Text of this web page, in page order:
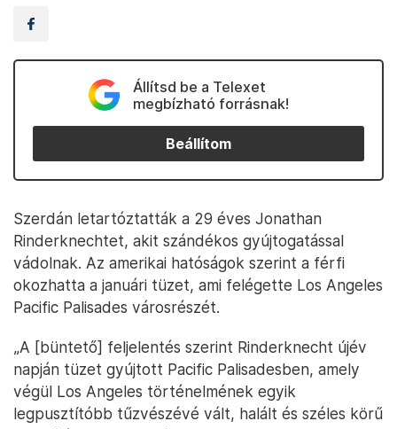
Állítsd be a Telexet
megbízható forrásnak!
Beállítom
Szerdán letartóztatták a 29 éves Jonathan
Rinderknechtet, akit szándékos gyújtogatással
vádolnak. Az amerikai hatóságok szerint a férfi
okozhatta a januári tüzet, ami felégette Los Angeles
Pacific Palisades városrészét.
„A [büntető] feljelentés szerint Rinderknecht újév
napján tüzet gyújtott Pacific Palisadesben, amely
végül Los Angeles történelmének egyik
legpusztítóbb tűzvészévé vált, halált és széles körű